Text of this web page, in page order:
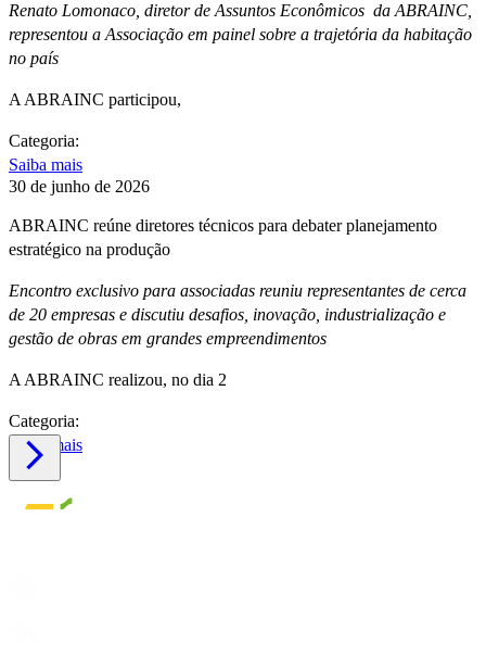
Renato Lomonaco, diretor de Assuntos Econômicos da ABRAINC,
representou a Associação em painel sobre a trajetória da habitação
no país
A ABRAINC participou,
Categoria:
Saiba mais
30 de junho de 2026
ABRAINC reúne diretores técnicos para debater planejamento
estratégico na produção
Encontro exclusivo para associadas reuniu representantes de cerca
de 20 empresas e discutiu desafios, inovação, industrialização e
gestão de obras em grandes empreendimentos
A ABRAINC realizou, no dia 2
Categoria:
Saiba mais
